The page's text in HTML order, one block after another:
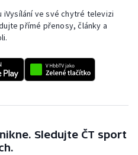
iVysílání ve své chytré televizi
přímé přenosy, články a
Sledujte ČT sport